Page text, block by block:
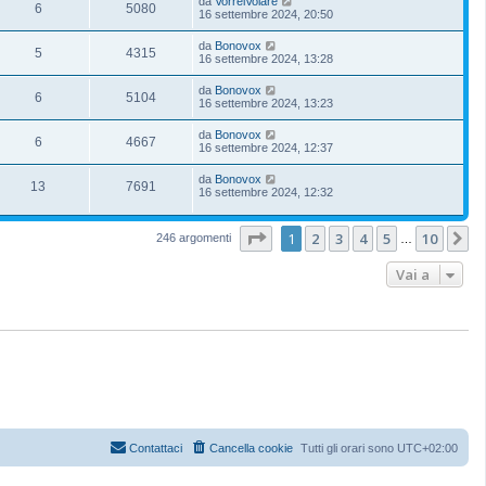
6 5080
16 settembre 2024, 20:50
5 4315 da Bonovox
16 settembre 2024, 13:28
6 5104 da Bonovox
16 settembre 2024, 13:23
6 4667 da Bonovox
16 settembre 2024, 12:37
13 7691 da Bonovox
16 settembre 2024, 12:32
246 argomenti Pagina di 10
1 2 3 4 5 10
Vai a
Tutti gli orari sono UTC+02:00
Cancella cookie
Contattaci